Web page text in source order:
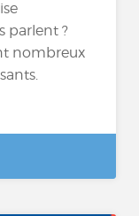
parlent ?
nombreux